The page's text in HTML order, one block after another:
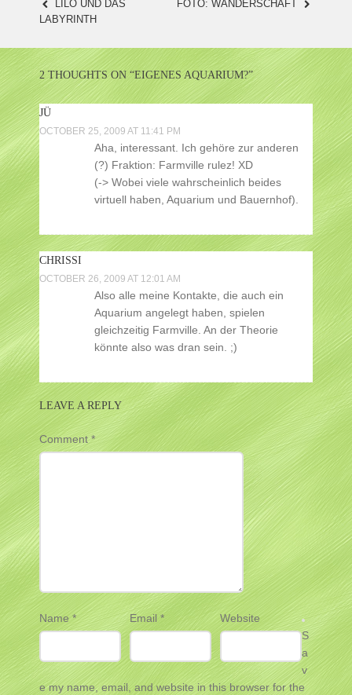
POST
NAVIGATION
LILO UND DAS
LABYRINTH
FOTO: WANDERSCHAFT
2 THOUGHTS ON “EIGENES AQUARIUM?”
JÜ
OCTOBER 25, 2009 AT 11:41 PM
Aha, interessant. Ich gehöre zur anderen
(?) Fraktion: Farmville rulez! XD
(-> Wobei viele wahrscheinlich beides
virtuell haben, Aquarium und Bauernhof).
CHRISSI
OCTOBER 26, 2009 AT 12:01 AM
Also alle meine Kontakte, die auch ein
Aquarium angelegt haben, spielen
gleichzeitig Farmville. An der Theorie
könnte also was dran sein. ;)
LEAVE A REPLY
Comment*
Name* Email *
Website
S
a
v
e my name, email, and website in this browser for the